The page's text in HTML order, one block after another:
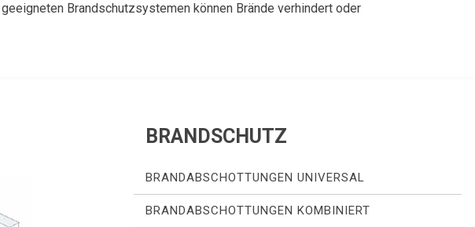
Brandschutzsystemen können Brände verhindert oder
BRANDSCHUTZ
BRANDABSCHOTTUNGEN UNIVERSAL
BRANDABSCHOTTUNGEN KOMBINIERT